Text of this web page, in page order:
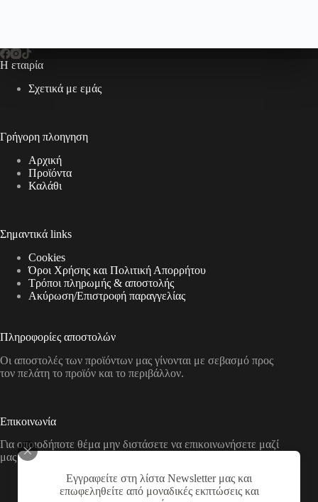
Εγγραφείτε στη λίστα Newsletter μας και
επωφεληθείτε από μοναδικές εκπτώσεις και
Η εταιρία
Σχετικά με εμάς
Γρήγορη πλοηγηση
Αρχική
Προϊόντα
Καλάθι
Σημαντικά links
Cookies
Όροι Χρήσης και Πολιτική Απορρήτου
Τρόποι πληρωμής & αποστολής
Aκύρωση/Επιστροφή παραγγελίας
Πληροφορίες αποστολών
Οι αποστολές των προϊόντων μας γίνονται με σεβασμό προς
τον πελάτη το προϊόν και το περιβάλλον.
Επικοινωνία
Για οποιοδήποτε θέμα μην διστάσετε να επικοινωνήσετε μαζί
μας με τους παρακάτω τρόπους
Διεύθυνση: